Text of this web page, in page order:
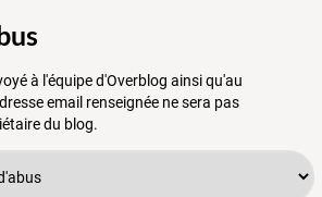
à l'équipe d'Overblog ainsi qu'au
email renseignée ne sera pas
du blog.